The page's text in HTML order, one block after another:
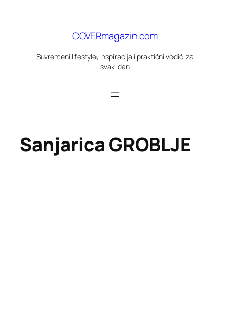
COVERmagazin.com
Suvremeni lifestyle, inspiracija i praktični vodiči za
svaki dan
Sanjarica GROBLJE